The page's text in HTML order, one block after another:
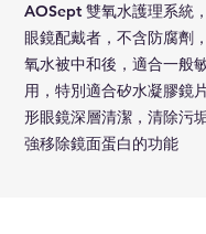
AOSept 雙氧水護理系統
眼鏡配戴者，不含防腐劑
氧水被中和後，適合一般
用，特別適合矽水凝膠鏡
形眼鏡深層清潔，清除污
強移除鏡面蛋白的功能